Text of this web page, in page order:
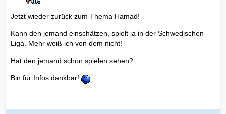
Jetzt wieder zurück zum Thema Hamad!
Kann den jemand einschätzen, spielt ja in der Schwedischen
Liga. Mehr weiß ich von dem nicht!
Hat den jemand schon spielen sehen?
Bin für Infos dankbar!